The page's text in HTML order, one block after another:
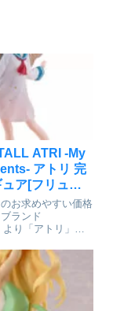
ATRI -My
アトリ 完
ア[フリュー]
中お求めやすい価格
ランド
より「アトリ」が
らしいロボットの
の天真爛漫な姿は
アパーツを用いた
と髪の毛の透明感